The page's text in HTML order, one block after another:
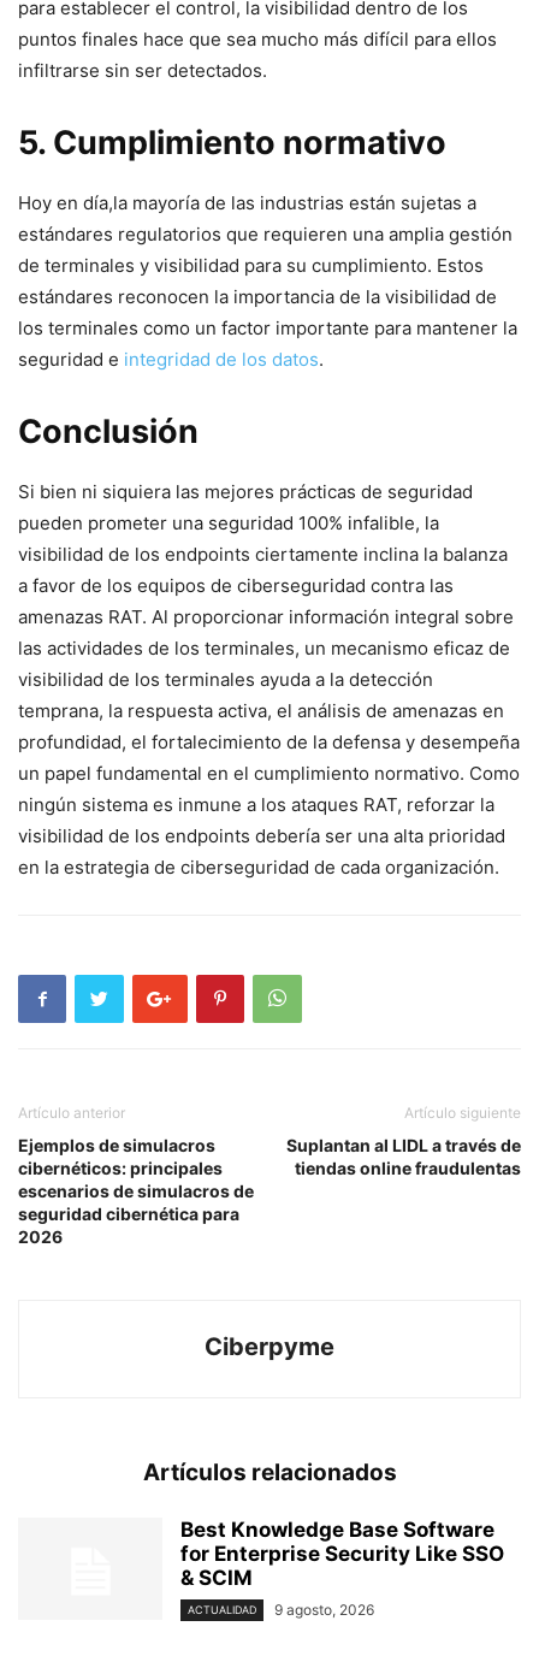
para establecer el control, la⁣ visibilidad dentro de los
puntos finales hace​ que⁢ sea mucho más difícil para ellos
infiltrarse sin ⁢ser‍ detectados.
5. Cumplimiento normativo
Hoy en ⁤día,la⁢ mayoría⁤ de las industrias están sujetas a
estándares regulatorios que requieren⁣ una amplia⁣ gestión
de terminales⁤ y visibilidad‍ para su cumplimiento. Estos
estándares reconocen‌ la⁣ importancia de la visibilidad de
los ‍terminales como un factor importante para mantener la
seguridad e integridad ⁣de los datos.
Conclusión
Si bien⁢ ni siquiera ‍las mejores prácticas de seguridad
pueden prometer una⁢ seguridad 100% infalible, la‍
visibilidad ⁢de los endpoints‌ ciertamente inclina la balanza
a favor ⁢de los equipos⁤ de ‍ciberseguridad contra las
amenazas RAT. Al proporcionar información integral sobre⁢
las actividades de los terminales, un mecanismo eficaz de
visibilidad de ⁢los terminales ayuda a ​la⁢ detección‍
temprana, la⁤ respuesta activa, el análisis ​de amenazas en
profundidad, el⁤ fortalecimiento de la ⁢defensa y desempeña
un⁤ papel fundamental⁤ en el cumplimiento normativo. Como
ningún sistema es inmune a‍ los ataques RAT, reforzar‍ la
visibilidad de los endpoints debería ser una‌ alta prioridad
en la estrategia de ‍ciberseguridad de cada organización.
Artículo anterior
Ejemplos de simulacros
cibernéticos: principales
escenarios de simulacros de
seguridad cibernética para
2026
Artículo siguiente
Suplantan al LIDL a través de
tiendas online fraudulentas
Ciberpyme
Artículos relacionados
Best Knowledge Base Software
for Enterprise Security Like SSO
& SCIM
ACTUALIDAD 9 agosto, 2026